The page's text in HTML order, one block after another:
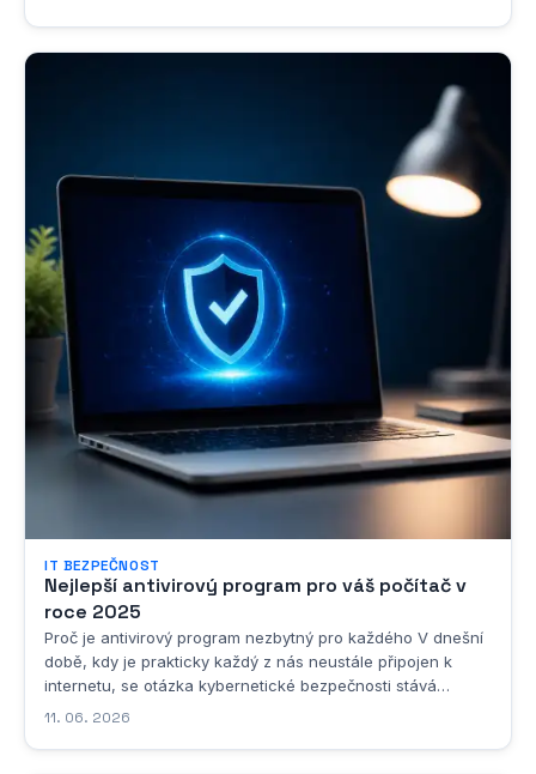
IT BEZPEČNOST
Nejlepší antivirový program pro váš počítač v
roce 2025
Proč je antivirový program nezbytný pro každého V dnešní
době, kdy je prakticky každý z nás neustále připojen k
internetu, se otázka kybernetické bezpečnosti stává
naprosto zásadní. Možná si říkáte, že se vás to netýká, že
11. 06. 2026